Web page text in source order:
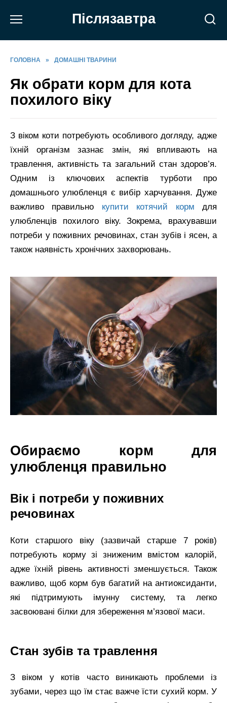
Післязавтра
ГОЛОВНА » ДОМАШНІ ТВАРИНИ
Як обрати корм для кота
похилого віку
З віком коти потребують особливого догляду, адже
їхній організм зазнає змін, які впливають на
травлення, активність та загальний стан здоров’я.
Одним із ключових аспектів турботи про
домашнього улюбленця є вибір харчування. Дуже
важливо правильно купити котячий корм для
улюбленців похилого віку. Зокрема, врахувавши
потреби у поживних речовинах, стан зубів і ясен, а
також наявність хронічних захворювань.
Обираємо корм для
улюбленця правильно
Вік і потреби у поживних
речовинах
Коти старшого віку (зазвичай старше 7 років)
потребують корму зі зниженим вмістом калорій,
адже їхній рівень активності зменшується. Також
важливо, щоб корм був багатий на антиоксиданти,
які підтримують імунну систему, та легко
засвоювані білки для збереження м’язової маси.
Стан зубів та травлення
З віком у котів часто виникають проблеми із
зубами, через що їм стає важче їсти сухий корм. У